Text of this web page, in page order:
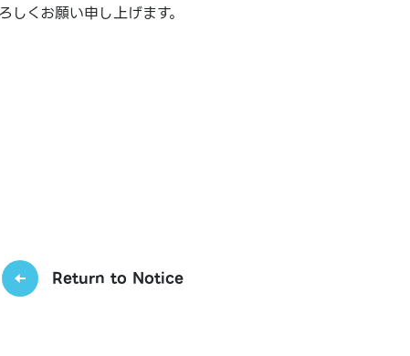
くお願い申し上げます。
Return to Notice